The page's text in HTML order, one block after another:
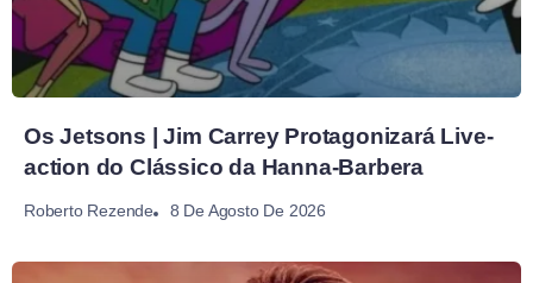
Os Jetsons | Jim Carrey Protagonizará Live-
action do Clássico da Hanna-Barbera
Roberto Rezende 8 De Agosto De 2026